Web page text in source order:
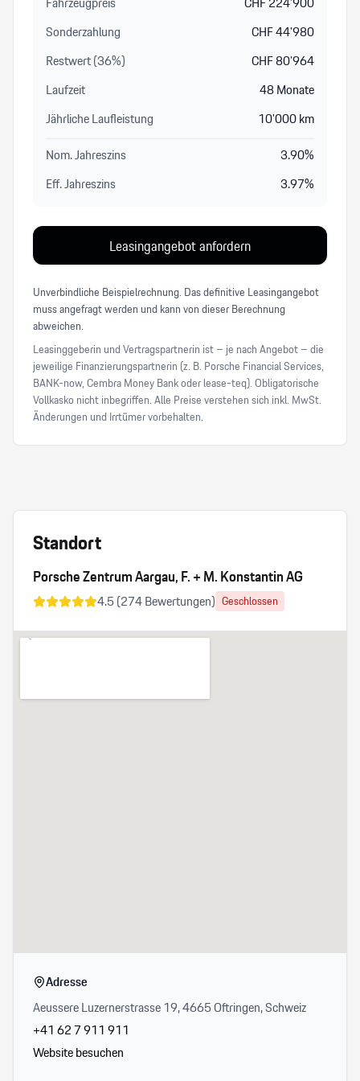
Sonderzahlung
CHF44’980
Restwert (36%) CHF80’964
Laufzeit
48Monate
Jährliche Laufleistung
10’000km
Nom. Jahreszins
3.90%
Eff. Jahreszins
3.97%
Leasingangebot anfordern
Unverbindliche Beispielrechnung. Das definitive Leasingangebot
muss angefragt werden und kann von dieser Berechnung
abweichen.
Leasinggeberin und Vertragspartnerin ist – je nach Angebot – die
jeweilige Finanzierungspartnerin (z. B. Porsche Financial Services,
BANK-now, Cembra Money Bank oder lease-teq). Obligatorische
Vollkasko nicht inbegriffen. Alle Preise verstehen sich inkl. MwSt.
Änderungen und Irrtümer vorbehalten.
Standort
Porsche Zentrum Aargau, F. + M. Konstantin AG
4.5(274Bewertungen) Geschlossen
Adresse
Aeussere Luzernerstrasse 19, 4665 Oftringen, Schweiz
+41 62 7 911 911
Website besuchen